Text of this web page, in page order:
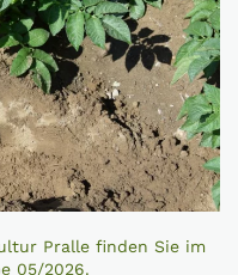
Pralle finden Sie im
05/2026.